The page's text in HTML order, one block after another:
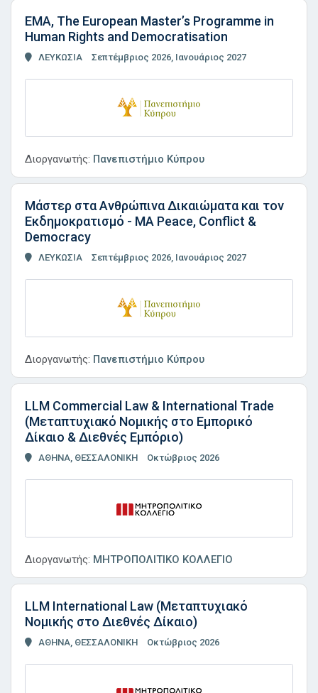
EMA, The European Master’s Programme in
Human Rights and Democratisation
ΛΕΥΚΩΣΙΑ Σεπτέμβριος 2026, Ιανουάριος 2027
Διοργανωτής: Πανεπιστήμιο Κύπρου
Μάστερ στα Ανθρώπινα Δικαιώματα και τον
Εκδημοκρατισμό - MA Peace, Conflict &
Democracy
ΛΕΥΚΩΣΙΑ Σεπτέμβριος 2026, Ιανουάριος 2027
Διοργανωτής: Πανεπιστήμιο Κύπρου
LLM Commercial Law & International Trade
(Μεταπτυχιακό Νομικής στο Εμπορικό
Δίκαιο & Διεθνές Εμπόριο)
ΑΘΗΝΑ, ΘΕΣΣΑΛΟΝΙΚΗ Οκτώβριος 2026
Διοργανωτής: ΜΗΤΡΟΠΟΛΙΤΙΚΟ ΚΟΛΛΕΓΙΟ
LLM International Law (Μεταπτυχιακό
Νομικής στο Διεθνές Δίκαιο)
ΑΘΗΝΑ, ΘΕΣΣΑΛΟΝΙΚΗ Οκτώβριος 2026